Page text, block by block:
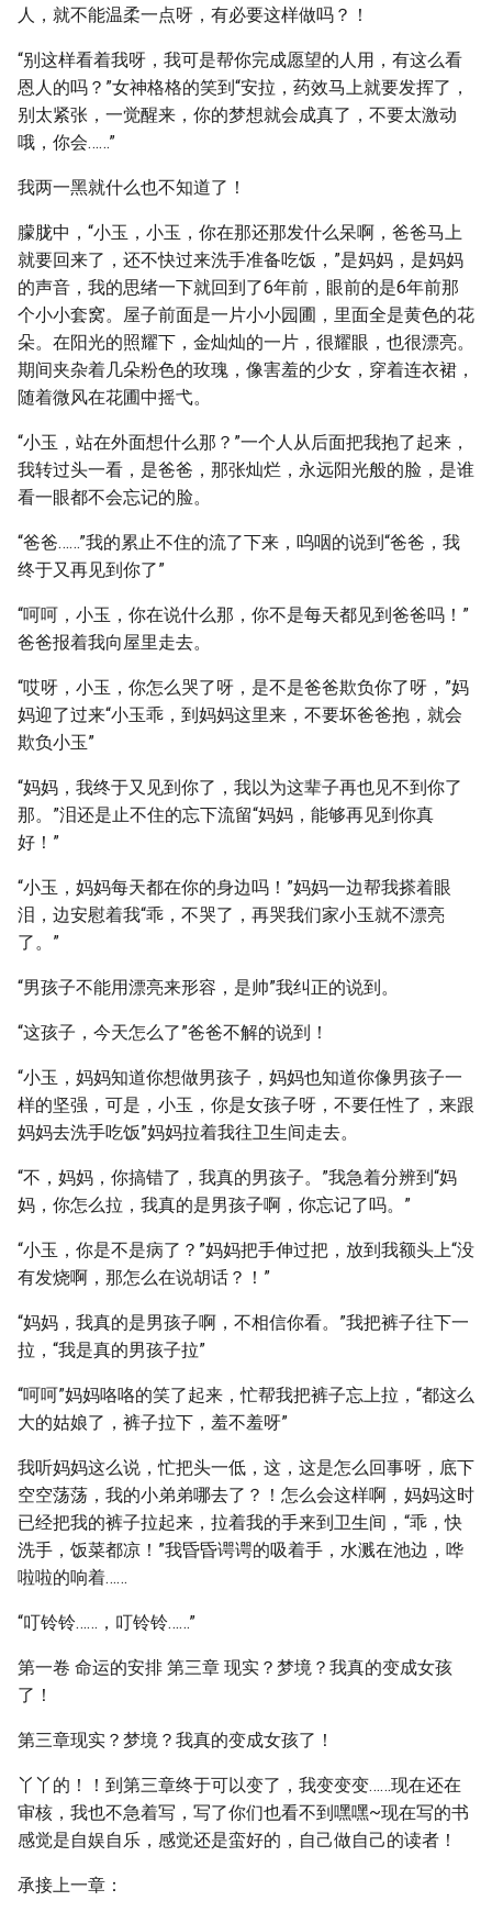
人，就不能温柔一点呀，有必要这样做吗？！
“别这样看着我呀，我可是帮你完成愿望的人用，有这么看
恩人的吗？”女神格格的笑到“安拉，药效马上就要发挥了，
别太紧张，一觉醒来，你的梦想就会成真了，不要太激动
哦，你会……”
我两一黑就什么也不知道了！
朦胧中，“小玉，小玉，你在那还那发什么呆啊，爸爸马上
就要回来了，还不快过来洗手准备吃饭，”是妈妈，是妈妈
的声音，我的思绪一下就回到了6年前，眼前的是6年前那
个小小套窝。屋子前面是一片小小园圃，里面全是黄色的花
朵。在阳光的照耀下，金灿灿的一片，很耀眼，也很漂亮。
期间夹杂着几朵粉色的玫瑰，像害羞的少女，穿着连衣裙，
随着微风在花圃中摇弋。
“小玉，站在外面想什么那？”一个人从后面把我抱了起来，
我转过头一看，是爸爸，那张灿烂，永远阳光般的脸，是谁
看一眼都不会忘记的脸。
“爸爸……”我的累止不住的流了下来，呜咽的说到“爸爸，我
终于又再见到你了”
“呵呵，小玉，你在说什么那，你不是每天都见到爸爸吗！”
爸爸报着我向屋里走去。
“哎呀，小玉，你怎么哭了呀，是不是爸爸欺负你了呀，”妈
妈迎了过来“小玉乖，到妈妈这里来，不要坏爸爸抱，就会
欺负小玉”
“妈妈，我终于又见到你了，我以为这辈子再也见不到你了
那。”泪还是止不住的忘下流留“妈妈，能够再见到你真
好！”
“小玉，妈妈每天都在你的身边吗！”妈妈一边帮我搽着眼
泪，边安慰着我“乖，不哭了，再哭我们家小玉就不漂亮
了。”
“男孩子不能用漂亮来形容，是帅”我纠正的说到。
“这孩子，今天怎么了”爸爸不解的说到！
“小玉，妈妈知道你想做男孩子，妈妈也知道你像男孩子一
样的坚强，可是，小玉，你是女孩子呀，不要任性了，来跟
妈妈去洗手吃饭”妈妈拉着我往卫生间走去。
“不，妈妈，你搞错了，我真的男孩子。”我急着分辨到“妈
妈，你怎么拉，我真的是男孩子啊，你忘记了吗。”
“小玉，你是不是病了？”妈妈把手伸过把，放到我额头上“没
有发烧啊，那怎么在说胡话？！”
“妈妈，我真的是男孩子啊，不相信你看。”我把裤子往下一
拉，“我是真的男孩子拉”
“呵呵”妈妈咯咯的笑了起来，忙帮我把裤子忘上拉，“都这么
大的姑娘了，裤子拉下，羞不羞呀”
我听妈妈这么说，忙把头一低，这，这是怎么回事呀，底下
空空荡荡，我的小弟弟哪去了？！怎么会这样啊，妈妈这时
已经把我的裤子拉起来，拉着我的手来到卫生间，“乖，快
洗手，饭菜都凉！”我昏昏谔谔的吸着手，水溅在池边，哗
啦啦的响着……
“叮铃铃……，叮铃铃……”
第一卷 命运的安排 第三章 现实？梦境？我真的变成女孩
了！
第三章现实？梦境？我真的变成女孩了！
丫丫的！！到第三章终于可以变了，我变变变……现在还在
审核，我也不急着写，写了你们也看不到嘿嘿~现在写的书
感觉是自娱自乐，感觉还是蛮好的，自己做自己的读者！
承接上一章：